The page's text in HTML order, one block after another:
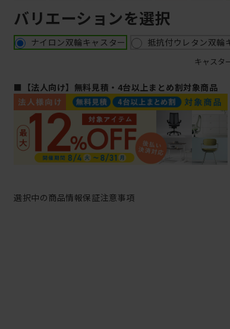
バリエーションを選択
ナイロン双輪キャスター 抵抗付ウレタン双輪
キャスタ
■【法人向け】無料見積・4台以上まとめ割対象商品
選択中の商品情報保証注意事項